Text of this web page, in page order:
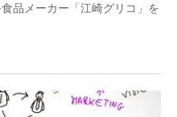
品メーカー「江崎グリコ」を